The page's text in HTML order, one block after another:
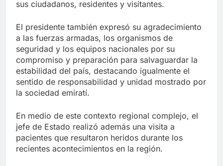
sus ciudadanos, residentes y visitantes.
El presidente también expresó su agradecimiento
a las fuerzas armadas, los organismos de
seguridad y los equipos nacionales por su
compromiso y preparación para salvaguardar la
estabilidad del país, destacando igualmente el
sentido de responsabilidad y unidad mostrado por
la sociedad emiratí.
En medio de este contexto regional complejo, el
jefe de Estado realizó además una visita a
pacientes que resultaron heridos durante los
recientes acontecimientos en la región.